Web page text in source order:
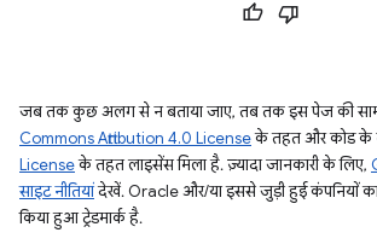
जब तक कुछ अलग से न बताया जाए, तब तक इस पेज की
Commons Attribution 4.0 Licenseके तहत और कोड के
Licenseके तहत लाइसेंस मिला है. ज़्यादा जानकारी के लिए,
साइट नीतियांदेखें. Oracle और/या इससे जुड़ी हुई कंपनियों
किया हुआ ट्रेडमार्क है.